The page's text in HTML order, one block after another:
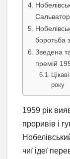
боротьба
Зведена
премій
року
1959 рік
проривів і
чиї ідеї